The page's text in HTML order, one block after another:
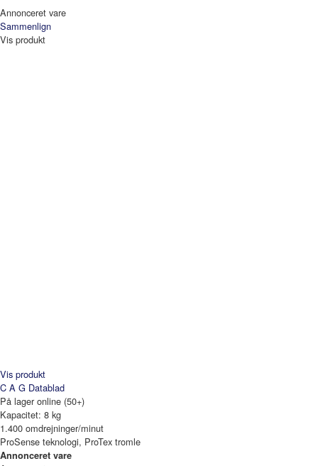
Annonceret vare
Sammenlign
Vis produkt
Vis produkt
C A G Datablad
På lager online (50+)
Kapacitet: 8 kg
1.400 omdrejninger/minut
ProSense teknologi, ProTex tromle
Annonceret vare